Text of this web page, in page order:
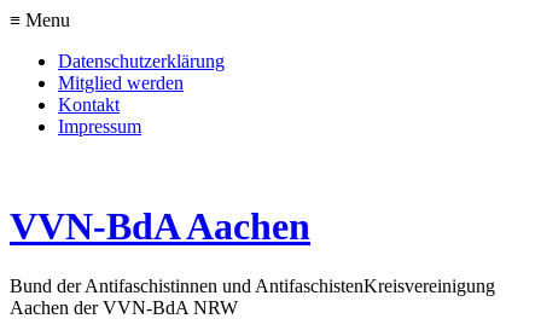
≡ Menu
Datenschutzerklärung
Mitglied werden
Kontakt
Impressum
VVN-BdA Aachen
Bund der Antifaschistinnen und AntifaschistenKreisvereinigung
Aachen der VVN-BdA NRW